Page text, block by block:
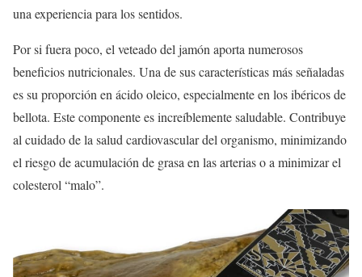
una experiencia para los sentidos.
Por si fuera poco, el veteado del jamón aporta numerosos
beneficios nutricionales. Una de sus características más señaladas
es su proporción en ácido oleico, especialmente en los ibéricos de
bellota. Este componente es increíblemente saludable. Contribuye
al cuidado de la salud cardiovascular del organismo, minimizando
el riesgo de acumulación de grasa en las arterias o a minimizar el
colesterol “malo”.